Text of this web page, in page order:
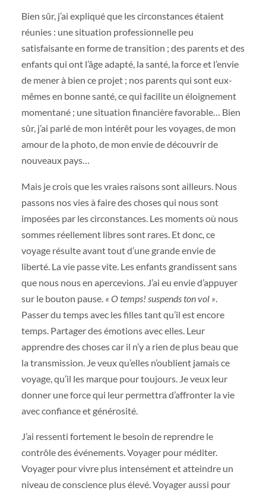
Bien sûr, j’ai expliqué que les circonstances étaient
réunies : une situation professionnelle peu
satisfaisante en forme de transition ; des parents et des
enfants qui ont l’âge adapté, la santé, la force et l’envie
de mener à bien ce projet ; nos parents qui sont eux-
mêmes en bonne santé, ce qui facilite un éloignement
momentané ; une situation financière favorable… Bien
sûr, j’ai parlé de mon intérêt pour les voyages, de mon
amour de la photo, de mon envie de découvrir de
nouveaux pays…
Mais je crois que les vraies raisons sont ailleurs. Nous
passons nos vies à faire des choses qui nous sont
imposées par les circonstances. Les moments où nous
sommes réellement libres sont rares. Et donc, ce
voyage résulte avant tout d’une grande envie de
liberté. La vie passe vite. Les enfants grandissent sans
que nous nous en apercevions. J’ai eu envie d’appuyer
sur le bouton pause. « O temps! suspends ton vol »
Passer du temps avec les filles tant qu’il est encore
temps. Partager des émotions avec elles. Leur
apprendre des choses car il n’y a rien de plus beau que
la transmission. Je veux qu’elles n’oublient jamais ce
voyage, qu’il les marque pour toujours. Je veux leur
donner une force qui leur permettra d’affronter la vie
avec confiance et générosité.
J’ai ressenti fortement le besoin de reprendre le
contrôle des événements. Voyager pour méditer.
Voyager pour vivre plus intensément et atteindre un
niveau de conscience plus élevé. Voyager aussi pour